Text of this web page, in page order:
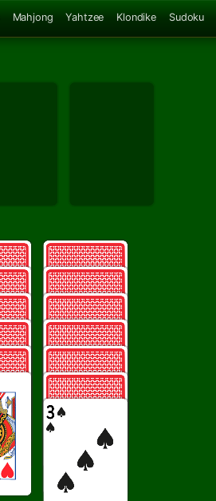
Mahjong Yahtzee Klondike Sudoku